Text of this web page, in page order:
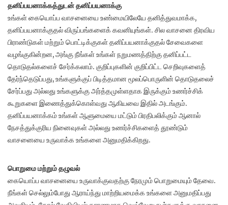
தனிப்பயனாக்கத்துடன் தனிப்பயனாக்கு
உங்கள் கையொப்ப வாசனையை உண்மையிலேயே தனித்துவமாக்க,
தனிப்பயனாக்குதல் விருப்பங்களைக் கவனியுங்கள். சில வாசனை திரவிய
பிராண்டுகள் மற்றும் பொட்டிக்குகள் தனிப்பயனாக்குதல் சேவைகளை
வழங்குகின்றன, அங்கு நீங்கள் உங்கள் நறுமணத்திற்கு தனிப்பட்ட
தொடுதல்களைச் சேர்க்கலாம். குறிப்புகளின் குறிப்பிட்ட செறிவுகளைத்
தேர்ந்தெடுப்பது, உங்களுக்குப் பிடித்தமான மூலப்பொருளின் தொடுதலைச்
சேர்ப்பது அல்லது உங்களுக்கு அர்த்தமுள்ளதாக இருக்கும் உணர்ச்சிக்
கூறுகளை இணைத்துக்கொள்வது ஆகியவை இதில் அடங்கும்.
தனிப்பயனாக்கம் உங்கள் ஆளுமையை மட்டும் பிரதிபலிக்கும் ஆனால்
நேசத்துக்குரிய நினைவுகள் அல்லது உணர்ச்சிகளைத் தூண்டும்
வாசனையை உருவாக்க உங்களை அனுமதிக்கிறது.
பொறுமை மற்றும் தழுவல்
கையொப்ப வாசனையை உருவாக்குவதற்கு நேரமும் பொறுமையும் தேவை.
நீங்கள் செல்லும்போது ஆராய்ந்து மாற்றியமைக்க உங்களை அனுமதிப்பது